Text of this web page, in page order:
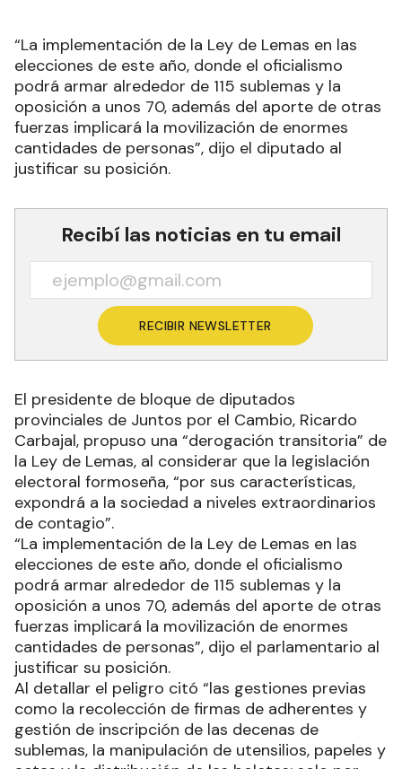
“La implementación de la Ley de Lemas en las
elecciones de este año, donde el oficialismo
podrá armar alrededor de 115 sublemas y la
oposición a unos 70, además del aporte de otras
fuerzas implicará la movilización de enormes
cantidades de personas”, dijo el diputado al
justificar su posición.
Recibí las noticias en tu email
RECIBIR NEWSLETTER
El presidente de bloque de diputados
provinciales de Juntos por el Cambio, Ricardo
Carbajal, propuso una “derogación transitoria” de
la Ley de Lemas, al considerar que la legislación
electoral formoseña, “por sus características,
expondrá a la sociedad a niveles extraordinarios
de contagio”.
“La implementación de la Ley de Lemas en las
elecciones de este año, donde el oficialismo
podrá armar alrededor de 115 sublemas y la
oposición a unos 70, además del aporte de otras
fuerzas implicará la movilización de enormes
cantidades de personas”, dijo el parlamentario al
justificar su posición.
Al detallar el peligro citó “las gestiones previas
como la recolección de firmas de adherentes y
gestión de inscripción de las decenas de
sublemas, la manipulación de utensilios, papeles y